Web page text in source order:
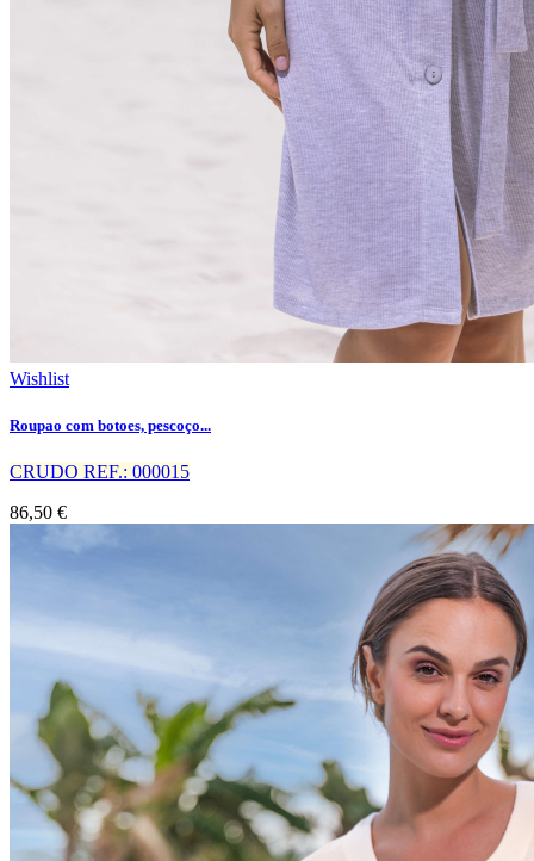
Wishlist
Roupao com botoes, pescoço...
CRUDO REF.: 000015
86,50 €